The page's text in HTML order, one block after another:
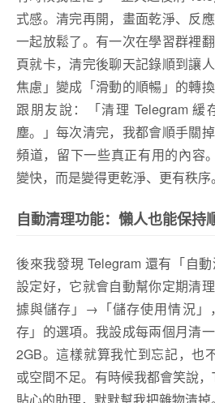
式感。清完再開，畫面乾淨、反
一起放鬆了。有一次在學習群裡
頁就卡，清完後聊天記錄順到讓
焦慮」變成「滑動的順暢」的轉
跟朋友說：「清理 Telegram 緩
塵。」每次清完，我都會順手關
頻道，留下一些真正有用的內容
變快，而是變得更乾淨、更有秩序。
自動清理功能：懶人也能保持
後來我發現 Telegram 還有「自
設定好，它就會自動幫你定期清
據與儲存」→「儲存使用情況」
存」的選項。我設成每兩個月清
2GB。這樣就算我忙到忘記，也
或空間不足。有時候我都會笑說
貼心的助理，默默幫我把雜物清掉。